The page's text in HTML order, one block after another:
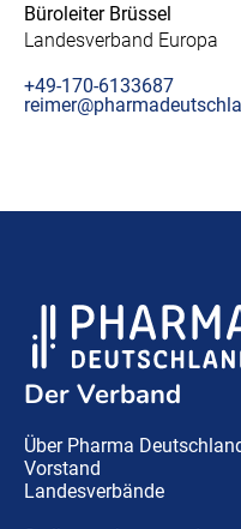
Büroleiter Brüssel
Landesverband Europa
+49-170-6133687
Der Verband
Über Pharma
Vorstand
Landesverbände